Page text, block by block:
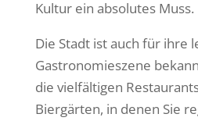
Kultur ein absolutes Muss.
Die Stadt ist auch für ihre
Gastronomieszene
die vielfältigen
Biergärten, in denen Sie